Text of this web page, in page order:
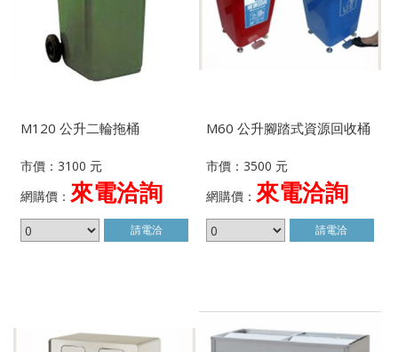
M120 公升二輪拖桶
市價：3100 元
網購價： 來電洽詢
請電洽
M60 公升腳踏式資源回收桶
市價：3500 元
網購價： 來電洽詢
請電洽